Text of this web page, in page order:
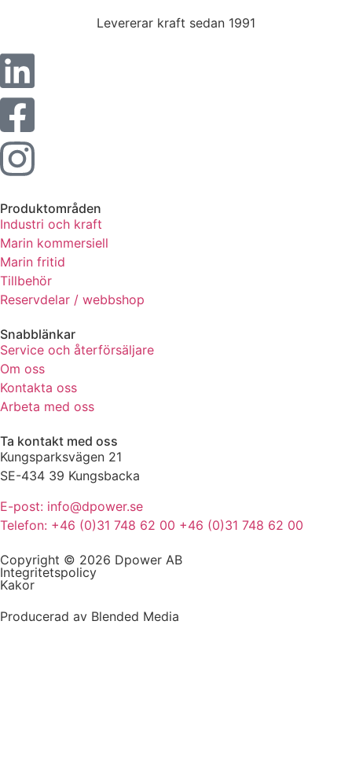
Levererar kraft sedan 1991
Produktområden
Industri och kraft
Marin kommersiell
Marin fritid
Tillbehör
Reservdelar / webbshop
Snabblänkar
Service och återförsäljare
Om oss
Kontakta oss
Arbeta med oss
Ta kontakt med oss
Kungsparksvägen 21
SE-434 39 Kungsbacka
E-post: info@dpower.se
Telefon: +46 (0)31 748 62 00 +46 (0)31 748 62 00
Copyright © 2026 Dpower AB
Integritetspolicy
Kakor
Producerad av Blended Media